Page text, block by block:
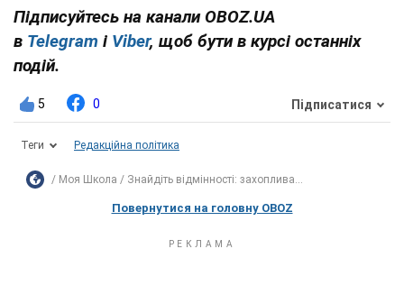
Підписуйтесь на канали OBOZ.UA
в Telegram і Viber, щоб бути в курсі останніх
подій.
5 0 Підписатися
Теги Редакційна політика
Моя Школа Знайдіть відмінності: захоплива...
Повернутися на головну OBOZ